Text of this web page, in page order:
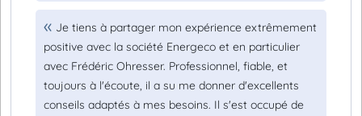
Je tiens à partager mon expérience extrêmement
positive avec la société Energeco et en particulier
avec Frédéric Ohresser. Professionnel, fiable, et
toujours à l'écoute, il a su me donner d'excellents
conseils adaptés à mes besoins. Il s'est occupé de